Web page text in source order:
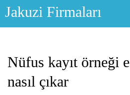
Skip
Jakuzi Firmaları
Nüfus kayıt örneği
nasıl çıkar